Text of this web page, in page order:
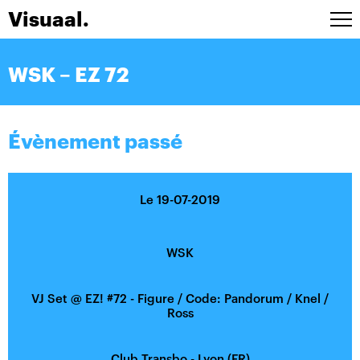
Visuaal.
Stage design
Agenda
Contact
WSK – EZ 72
Évènement passé
Le 19-07-2019
WSK
VJ Set @ EZ! #72 - Figure / Code: Pandorum / Knel /
Ross